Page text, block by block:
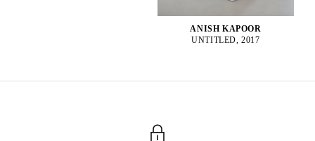
ANISH KAPOOR
UNTITLED, 2017